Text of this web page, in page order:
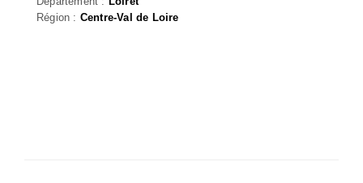
Région : Centre-Val de Loire